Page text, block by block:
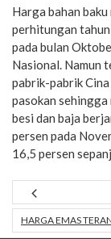
Harga bahan
perhitungan
pada bulan
Nasional. Namun
pabrik-pabrik
pasokan
besi dan baja
persen pada
16,5 persen
HARGA EMAS